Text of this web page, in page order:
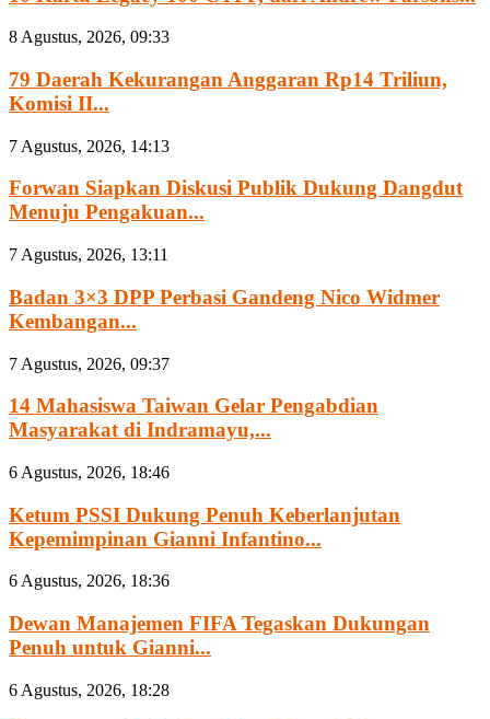
8 Agustus, 2026, 09:33
79 Daerah Kekurangan Anggaran Rp14 Triliun,
Komisi II...
7 Agustus, 2026, 14:13
Forwan Siapkan Diskusi Publik Dukung Dangdut
Menuju Pengakuan...
7 Agustus, 2026, 13:11
Badan 3×3 DPP Perbasi Gandeng Nico Widmer
Kembangan...
7 Agustus, 2026, 09:37
14 Mahasiswa Taiwan Gelar Pengabdian
Masyarakat di Indramayu,...
6 Agustus, 2026, 18:46
Ketum PSSI Dukung Penuh Keberlanjutan
Kepemimpinan Gianni Infantino...
6 Agustus, 2026, 18:36
Dewan Manajemen FIFA Tegaskan Dukungan
Penuh untuk Gianni...
6 Agustus, 2026, 18:28